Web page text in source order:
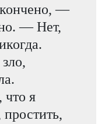
кончено, —
— Нет,
что я